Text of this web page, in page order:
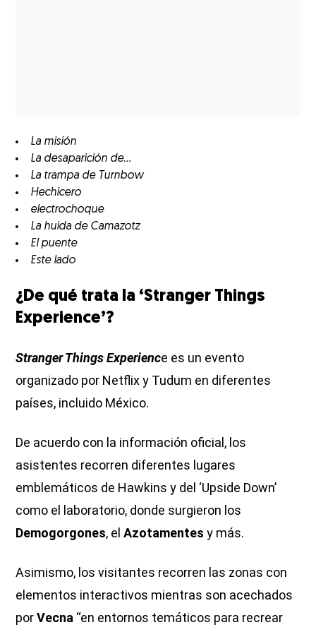
La misión
La desaparición de...
La trampa de Turnbow
Hechicero
electrochoque
La huida de Camazotz
El puente
Este lado
¿De qué trata la ‘Stranger Things
Experience’?
Stranger Things Experience es un evento
organizado por Netflix y Tudum en diferentes
países, incluido México.
De acuerdo con la información oficial, los
asistentes recorren diferentes lugares
emblemáticos de Hawkins y del ‘Upside Down’
como el laboratorio, donde surgieron los
Demogorgones, elAzotamentesy más.
Asimismo, los visitantes recorren las zonas con
elementos interactivos mientras son acechados
porVecna “en entornos temáticos para recrear